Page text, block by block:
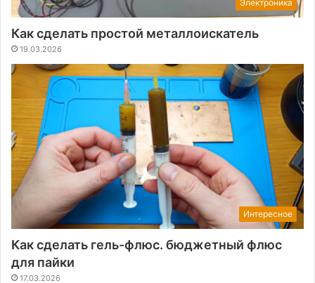
Электроника
Как сделать простой металлоискатель
19.03.2026
Интересное
Как сделать гель-флюс. бюджетный флюс
для пайки
17.03.2026